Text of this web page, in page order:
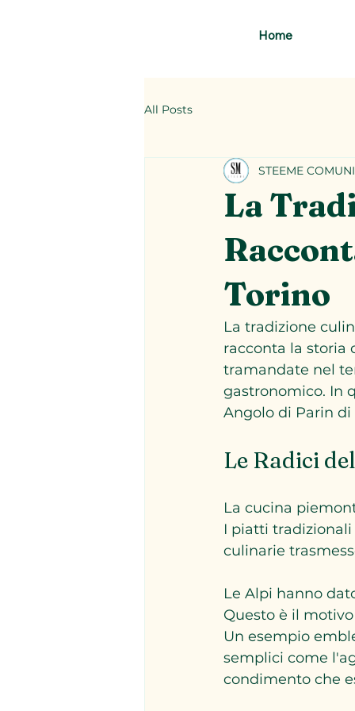
Home
All Posts
La
Torino
STEEME
La tradizione
racconta la
tramandate nel
gastronomico. In
Angolo di Parin di
Le Radici
La cucina
I piatti
culinarie
Le Alpi hanno
Questo è il
Un esempio
semplici come
condimento che